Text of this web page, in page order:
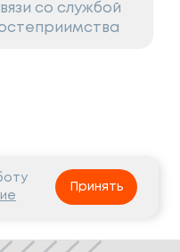
со службой
Принять